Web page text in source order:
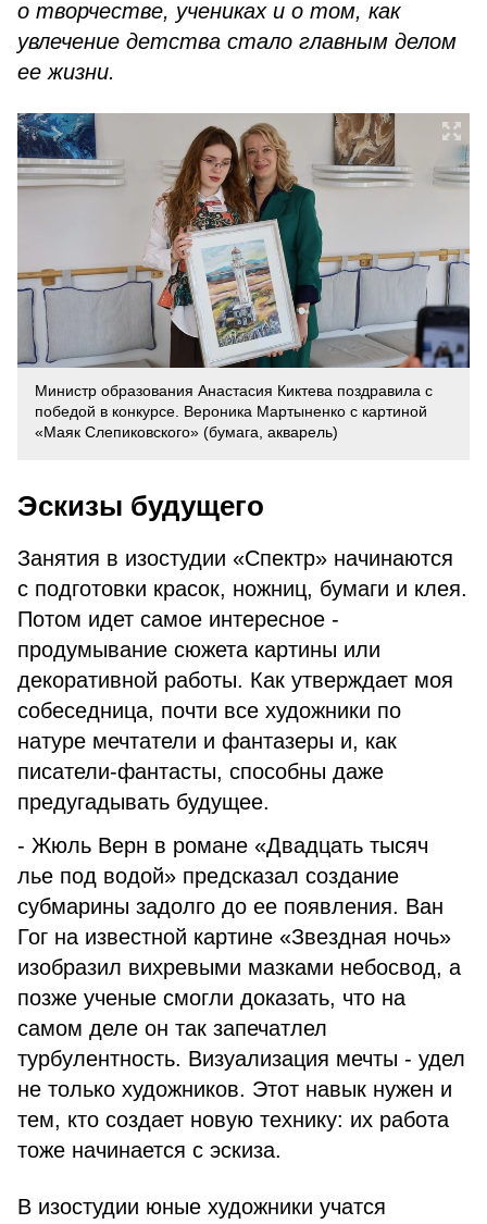
о творчестве, учениках и о том, как
увлечение детства стало главным делом
ее жизни.
Министр образования Анастасия Киктева поздравила с
победой в конкурсе. Вероника Мартыненко с картиной
«Маяк Слепиковского» (бумага, акварель)
Эскизы будущего
Занятия в изостудии «Спектр» начинаются
с подготовки красок, ножниц, бумаги и клея.
Потом идет самое интересное -
продумывание сюжета картины или
декоративной работы. Как утверждает моя
собеседница, почти все художники по
натуре мечтатели и фантазеры и, как
писатели-фантасты, способны даже
предугадывать будущее.
- Жюль Верн в романе «Двадцать тысяч
лье под водой» предсказал создание
субмарины задолго до ее появления. Ван
Гог на известной картине «Звездная ночь»
изобразил вихревыми мазками небосвод, а
позже ученые смогли доказать, что на
самом деле он так запечатлел
турбулентность. Визуализация мечты - удел
не только художников. Этот навык нужен и
тем, кто создает новую технику: их работа
тоже начинается с эскиза.
В изостудии юные художники учатся